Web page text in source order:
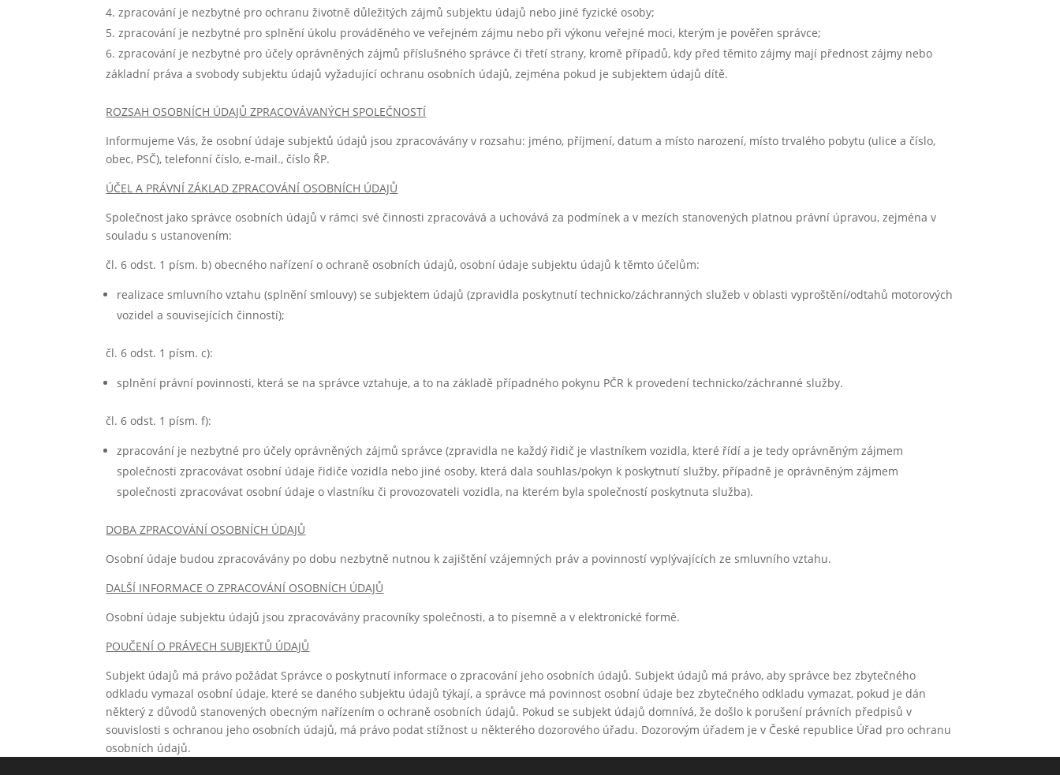
zpracování je nezbytné pro ochranu životně důležitých zájmů subjektu údajů nebo jiné fyzické osoby;
zpracování je nezbytné pro splnění úkolu prováděného ve veřejném zájmu nebo při výkonu veřejné moci, kterým je pověřen správce;
zpracování je nezbytné pro účely oprávněných zájmů příslušného správce či třetí strany, kromě případů, kdy před těmito zájmy mají přednost zájmy nebo
základní práva a svobody subjektu údajů vyžadující ochranu osobních údajů, zejména pokud je subjektem údajů dítě.
ROZSAH OSOBNÍCH ÚDAJŮ ZPRACOVÁVANÝCH SPOLEČNOSTÍ
Informujeme Vás, že osobní údaje subjektů údajů jsou zpracovávány v rozsahu: jméno, příjmení, datum a místo narození, místo trvalého pobytu (ulice a číslo,
obec, PSČ), telefonní číslo, e-mail., číslo ŘP.
ÚČEL A PRÁVNÍ ZÁKLAD ZPRACOVÁNÍ OSOBNÍCH ÚDAJŮ
Společnost jako správce osobních údajů v rámci své činnosti zpracovává a uchovává za podmínek a v mezích stanovených platnou právní úpravou, zejména v
souladu s ustanovením:
čl. 6 odst. 1 písm. b) obecného nařízení o ochraně osobních údajů, osobní údaje subjektu údajů k těmto účelům:
realizace smluvního vztahu (splnění smlouvy) se subjektem údajů (zpravidla poskytnutí technicko/záchranných služeb v oblasti vyproštění/odtahů motorových
vozidel a souvisejících činností);
čl. 6 odst. 1 písm. c):
splnění právní povinnosti, která se na správce vztahuje, a to na základě případného pokynu PČR k provedení technicko/záchranné služby.
čl. 6 odst. 1 písm. f):
zpracování je nezbytné pro účely oprávněných zájmů správce (zpravidla ne každý řidič je vlastníkem vozidla, které řídí a je tedy oprávněným zájmem
společnosti zpracovávat osobní údaje řidiče vozidla nebo jiné osoby, která dala souhlas/pokyn k poskytnutí služby, případně je oprávněným zájmem
společnosti zpracovávat osobní údaje o vlastníku či provozovateli vozidla, na kterém byla společností poskytnuta služba).
DOBA ZPRACOVÁNÍ OSOBNÍCH ÚDAJŮ
Osobní údaje budou zpracovávány po dobu nezbytně nutnou k zajištění vzájemných práv a povinností vyplývajících ze smluvního vztahu.
DALŠÍ INFORMACE O ZPRACOVÁNÍ OSOBNÍCH ÚDAJŮ
Osobní údaje subjektu údajů jsou zpracovávány pracovníky společnosti, a to písemně a v elektronické formě.
POUČENÍ O PRÁVECH SUBJEKTŮ ÚDAJŮ
Subjekt údajů má právo požádat Správce o poskytnutí informace o zpracování jeho osobních údajů. Subjekt údajů má právo, aby správce bez zbytečného
odkladu vymazal osobní údaje, které se daného subjektu údajů týkají, a správce má povinnost osobní údaje bez zbytečného odkladu vymazat, pokud je dán
některý z důvodů stanovených obecným nařízením o ochraně osobních údajů. Pokud se subjekt údajů domnívá, že došlo k porušení právních předpisů v
souvislosti s ochranou jeho osobních údajů, má právo podat stížnost u některého dozorového úřadu. Dozorovým úřadem je v České republice Úřad pro ochranu
osobních údajů.